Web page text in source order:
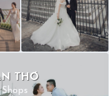
THƠ
Shops